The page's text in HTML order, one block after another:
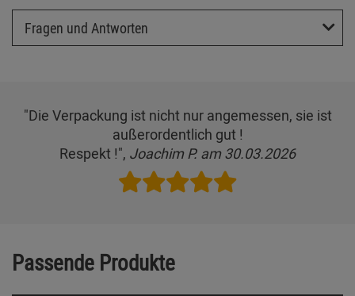
Fragen und Antworten
"Die Verpackung ist nicht nur angemessen, sie ist
außerordentlich gut !
Respekt !", Joachim P. am 30.03.2026
Passende Produkte